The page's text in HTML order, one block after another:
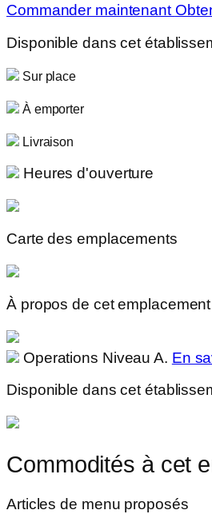
Commander maintenant
Disponible dans cet
Sur place
À emporter
Livraison
Heures d'ouverture
Carte des emplacements
À propos de cet emplacement
Operations Niveau A. En
Disponible dans cet
Commodités à cet
Articles de menu proposés